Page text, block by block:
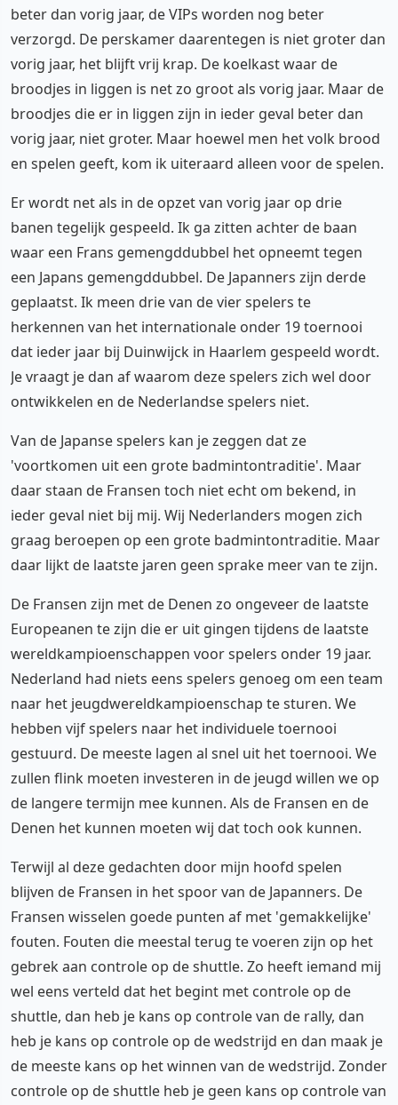
beter dan vorig jaar, de VIPs worden nog beter
verzorgd. De perskamer daarentegen is niet groter dan
vorig jaar, het blijft vrij krap. De koelkast waar de
broodjes in liggen is net zo groot als vorig jaar. Maar de
broodjes die er in liggen zijn in ieder geval beter dan
vorig jaar, niet groter. Maar hoewel men het volk brood
en spelen geeft, kom ik uiteraard alleen voor de spelen.
Er wordt net als in de opzet van vorig jaar op drie
banen tegelijk gespeeld. Ik ga zitten achter de baan
waar een Frans gemengddubbel het opneemt tegen
een Japans gemengddubbel. De Japanners zijn derde
geplaatst. Ik meen drie van de vier spelers te
herkennen van het internationale onder 19 toernooi
dat ieder jaar bij Duinwijck in Haarlem gespeeld wordt.
Je vraagt je dan af waarom deze spelers zich wel door
ontwikkelen en de Nederlandse spelers niet.
Van de Japanse spelers kan je zeggen dat ze
'voortkomen uit een grote badmintontraditie'. Maar
daar staan de Fransen toch niet echt om bekend, in
ieder geval niet bij mij. Wij Nederlanders mogen zich
graag beroepen op een grote badmintontraditie. Maar
daar lijkt de laatste jaren geen sprake meer van te zijn.
De Fransen zijn met de Denen zo ongeveer de laatste
Europeanen te zijn die er uit gingen tijdens de laatste
wereldkampioenschappen voor spelers onder 19 jaar.
Nederland had niets eens spelers genoeg om een team
naar het jeugdwereldkampioenschap te sturen. We
hebben vijf spelers naar het individuele toernooi
gestuurd. De meeste lagen al snel uit het toernooi. We
zullen flink moeten investeren in de jeugd willen we op
de langere termijn mee kunnen. Als de Fransen en de
Denen het kunnen moeten wij dat toch ook kunnen.
Terwijl al deze gedachten door mijn hoofd spelen
blijven de Fransen in het spoor van de Japanners. De
Fransen wisselen goede punten af met 'gemakkelijke'
fouten. Fouten die meestal terug te voeren zijn op het
gebrek aan controle op de shuttle. Zo heeft iemand mij
wel eens verteld dat het begint met controle op de
shuttle, dan heb je kans op controle van de rally, dan
heb je kans op controle op de wedstrijd en dan maak je
de meeste kans op het winnen van de wedstrijd. Zonder
controle op de shuttle heb je geen kans op controle van